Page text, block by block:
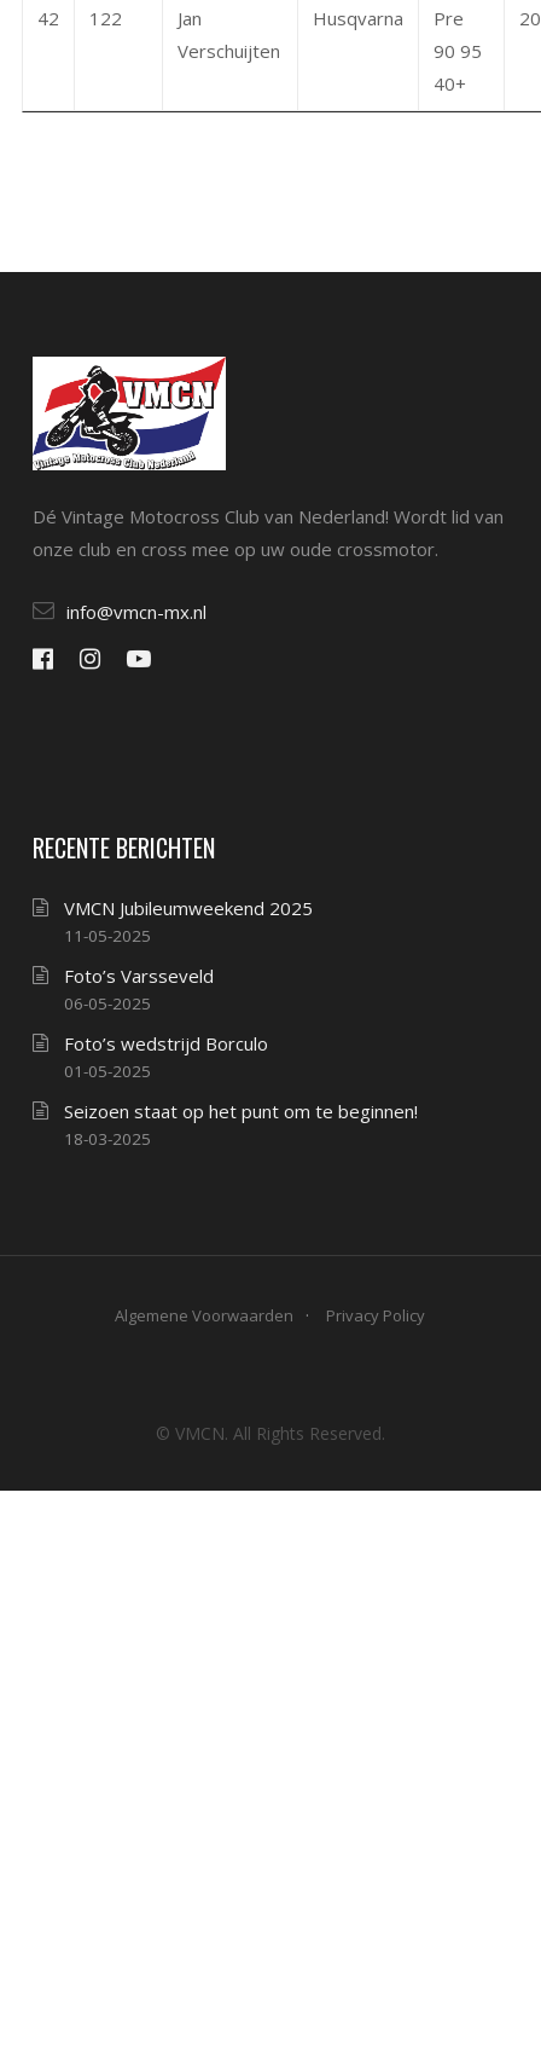
42 122
Jan
Verschuijten
Husqvarna
Pre
90 95
40+
Dé Vintage Motocross Club van Nederland! Wordt lid van
onze club en cross mee op uw oude crossmotor.
info@vmcn-mx.nl
RECENTE BERICHTEN
VMCN Jubileumweekend 2025
11-05-2025
Foto’s Varsseveld
06-05-2025
Foto’s wedstrijd Borculo
01-05-2025
Seizoen staat op het punt om te beginnen!
18-03-2025
Algemene Voorwaarden Privacy Policy
© VMCN. All Rights Reserved.